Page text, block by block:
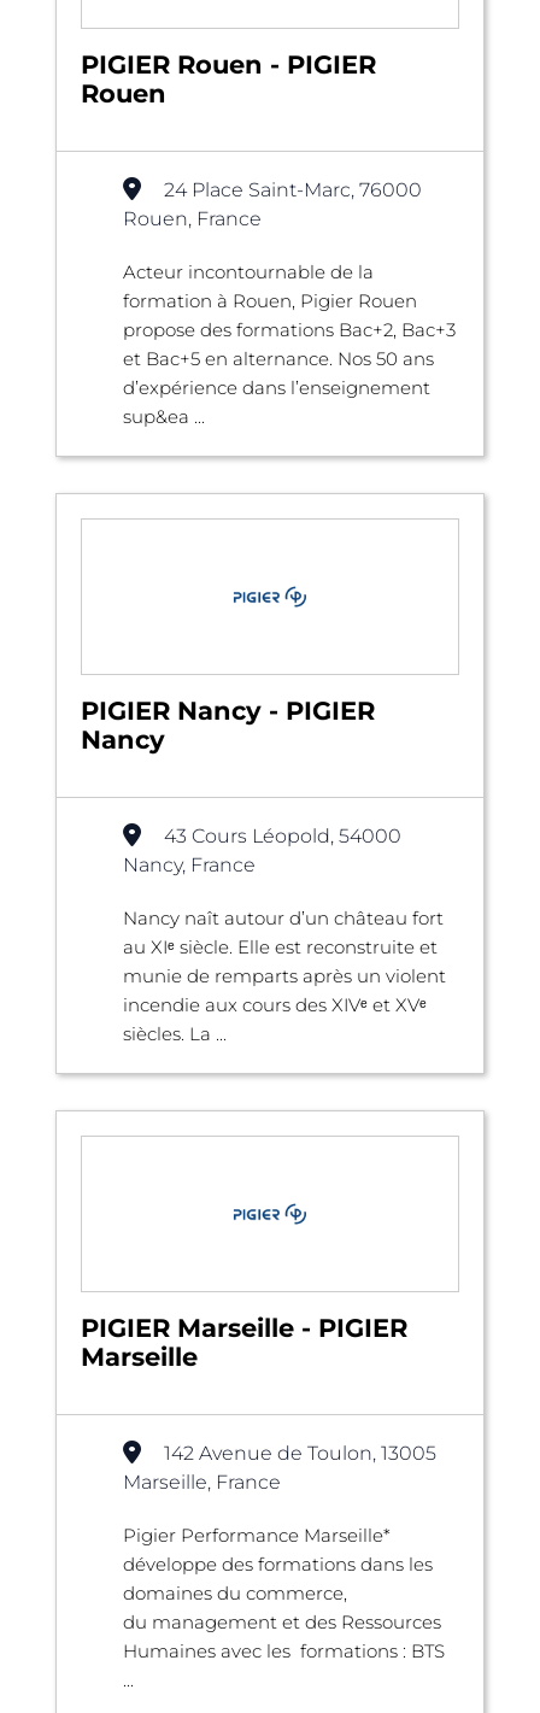
PIGIER Rouen - PIGIER
Rouen
24 Place Saint-Marc, 76000
Rouen, France
Acteur incontournable de la
formation à Rouen, Pigier Rouen
propose des formations Bac+2, Bac+3
et Bac+5 en alternance. Nos 50 ans
d’expérience dans l’enseignement
sup&ea ...
PIGIER Nancy - PIGIER
Nancy
43 Cours Léopold, 54000
Nancy, France
Nancy naît autour d’un château fort
au XIᵉ siècle. Elle est reconstruite et
munie de remparts après un violent
incendie aux cours des XIVᵉ et XVᵉ
siècles. La ...
PIGIER Marseille - PIGIER
Marseille
142 Avenue de Toulon, 13005
Marseille, France
Pigier Performance Marseille*
développe des formations dans les
domaines du commerce,
du management et des Ressources
Humaines avec les formations : BTS
...